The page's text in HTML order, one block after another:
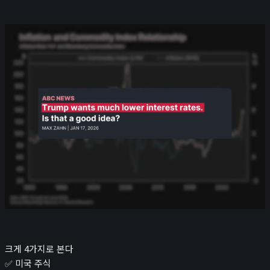
크게 4가지로 본다
✅ 미국 주식